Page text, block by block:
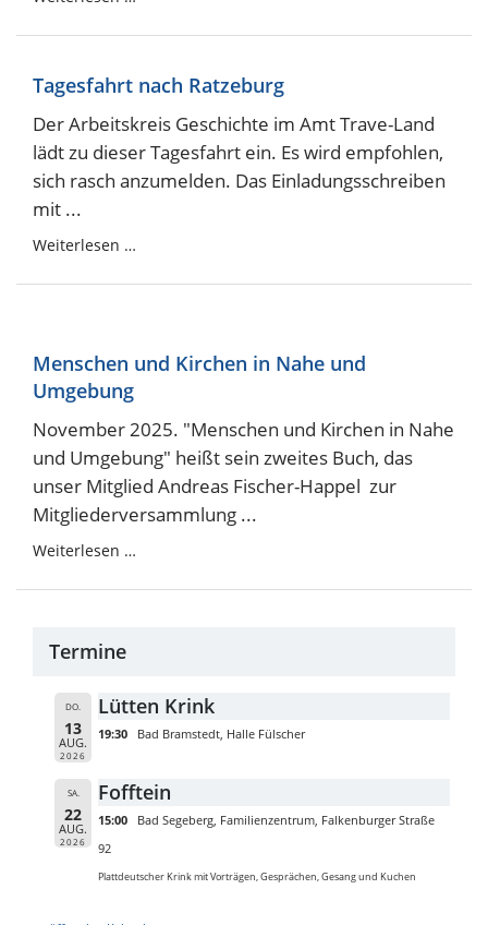
Tagesfahrt nach Ratzeburg
Der Arbeitskreis Geschichte im Amt Trave-Land
lädt zu dieser Tagesfahrt ein. Es wird empfohlen,
sich rasch anzumelden. Das Einladungsschreiben
mit ...
Weiterlesen …
Menschen und Kirchen in Nahe und
Umgebung
November 2025. "Menschen und Kirchen in Nahe
und Umgebung" heißt sein zweites Buch, das
unser Mitglied Andreas Fischer-Happel zur
Mitgliederversammlung ...
Weiterlesen …
Termine
DO.
13
AUG.
2026
Lütten Krink
19:30 Bad Bramstedt, Halle Fülscher
SA.
22
AUG.
2026
Fofftein
15:00
Bad Segeberg, Familienzentrum, Falkenburger Straße
92
Plattdeutscher Krink mit Vorträgen, Gesprächen, Gesang und Kuchen